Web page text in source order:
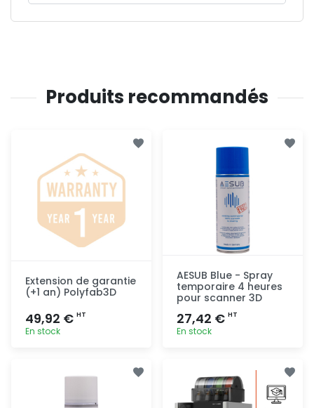
Produits recommandés
Extension de garantie
(+1 an) Polyfab3D
49,92 € HT
En stock
rapide
AESUB Blue - Spray
temporaire 4 heures
pour scanner 3D
27,42 € HT
En stock
rapide